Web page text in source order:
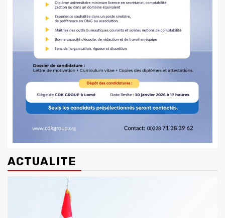
ACTUALITE